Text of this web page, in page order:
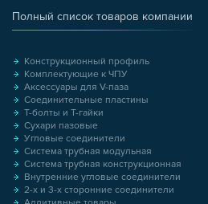
Полный список товаров компании
Конструкционный профиль
Комплектующие к ЧПУ
Аксессуары для V-паза
Соединительные пластины
Т-болты и Т-гайки
Сухари пазовые
Угловые соединители
Система трубная модульная
Система трубная конструкционная
Внутренние угловые соединители
2-х и 3-х сторонние соединители